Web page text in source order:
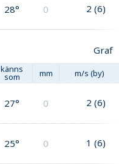
28° 0 2 (6)
Graf
känns
som mm m/s (by)
27° 0 2 (6)
25° 0 1 (6)